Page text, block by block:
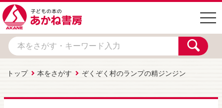
トップ 本をさがす ぞくぞく村のランプの精ジンジン